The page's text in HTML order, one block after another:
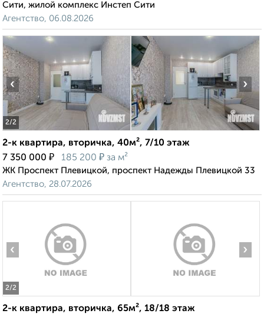
Сити, жилой комплекс Инстеп Сити
Агентство, 06.08.2026
2/2
‹ ›
2-к квартира, вторичка, 40м², 7/10 этаж
7 350 000 ₽ 185 200 ₽ за м²
ЖК Проспект Плевицкой, проспект Надежды Плевицкой 33
Агентство, 28.07.2026
2/2
‹ ›
2-к квартира, вторичка, 65м², 18/18 этаж